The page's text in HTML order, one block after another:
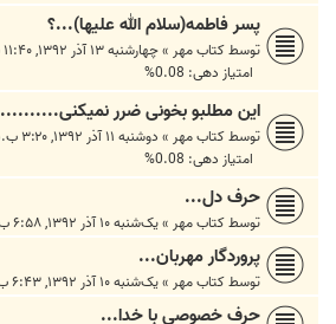
پسر فاطمه(سلام الله علیها)...؟
توسطکتاب مهر »چهارشنبه ۱۳ آذر ۱۳۹۲, ۱۱:۴۰ ب.ظ
امتیاز دهی: 0.08%
این مطلبو بخونی ضرر نمیکنی..........
توسطکتاب مهر » دوشنبه ۱۱ آذر ۱۳۹۲, ۳:۲۰ ب.ظ
امتیاز دهی: 0.08%
حرف دل...
توسطکتاب مهر »یک‌شنبه ۱۰ آذر ۱۳۹۲, ۶:۵۸ ب.ظ
پروردگار مهربان...
توسطکتاب مهر »یک‌شنبه ۱۰ آذر ۱۳۹۲, ۶:۴۳ ب.ظ
حرف خصوصی با خدا...